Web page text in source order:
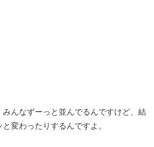
みんなずーっと並んでるんですけど、結
変わったりするんですよ。